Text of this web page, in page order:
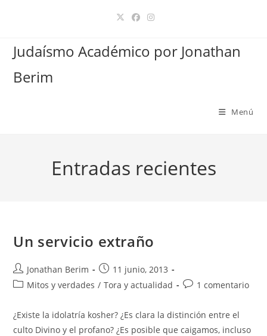
Judaísmo Académico por Jonathan
Berim
Menú
Entradas recientes
Un servicio extraño
Autor
de
Jonathan Berim
Entrada
publicada:
11 junio, 2013
Categoría
la
entrada:
Mitos y verdades / Tora y actualidad
Comentarios
la
entrada:
1 comentario
¿Existe la idolatría kosher? ¿Es clara la distinción entre el
culto Divino y el profano? ¿Es posible que caigamos, incluso